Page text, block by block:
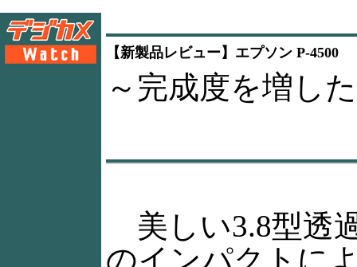
【新製品レビュー】エプソン P-4500
～完成度を増し
美しい3.8型透
のインパクトに